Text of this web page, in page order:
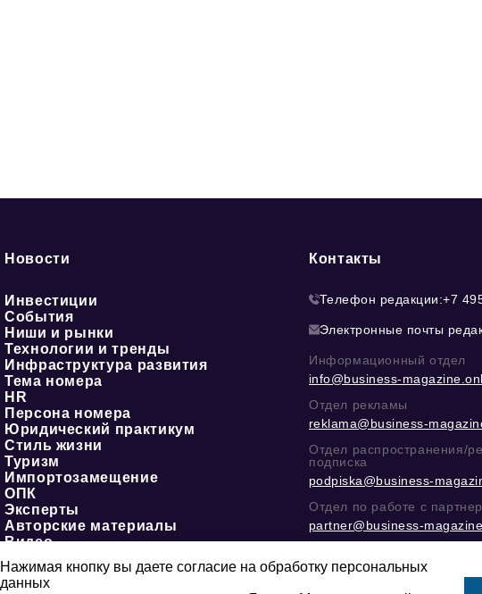
Новости
Инвестиции
События
Ниши и рынки
Технологии и тренды
Инфраструктура развития
Тема номера
HR
Персона номера
Юридический практикум
Стиль жизни
Туризм
Импортозамещение
ОПК
Эксперты
Авторские материалы
Видео
О журнале
Контакты
Телефон редакции:+7
Электронные почты
Информационный отдел
info@business-
Отдел рекламы
reklama@business-
Отдел распространения/
подписка
podpiska@business-
Отдел по работе с
partner@business-
@mazovилиMAX
Нажимая кнопку вы даете согласие на обработку персональных
данных